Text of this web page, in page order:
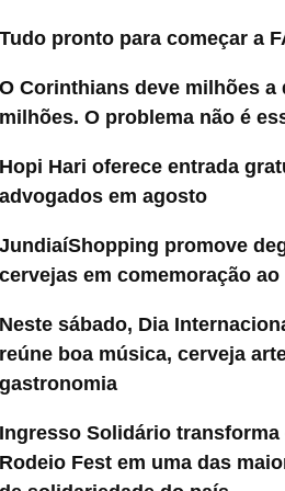
Tudo pronto para começar a
O Corinthians deve milhões a
milhões. O problema não é
Hopi Hari oferece entrada
advogados em agosto
JundiaíShopping promove
cervejas em comemoração
Neste sábado, Dia
reúne boa música, cerveja
gastronomia
Ingresso Solidário transforma
Rodeio Fest em uma das